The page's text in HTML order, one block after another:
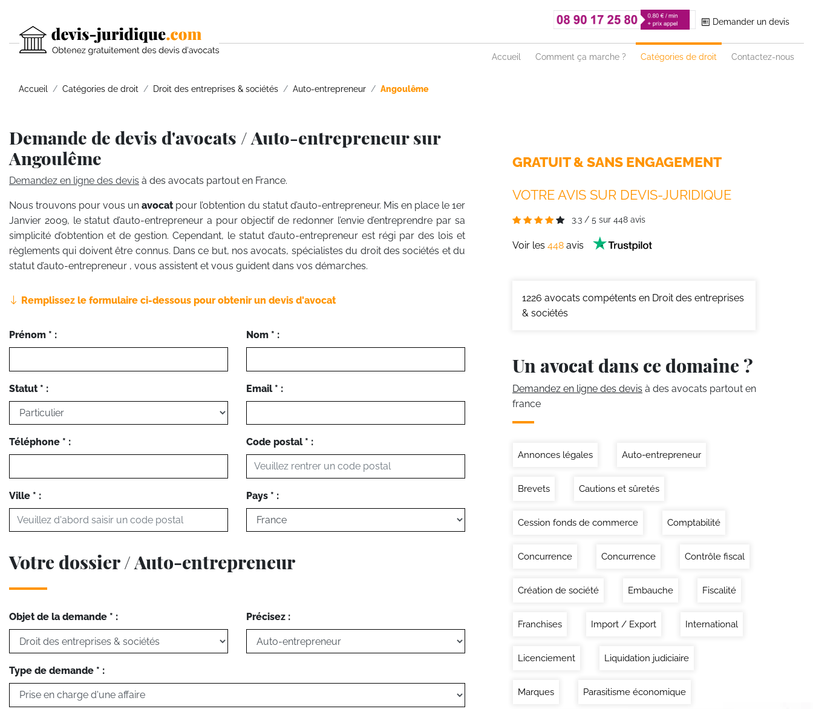
Demander un devis
Accueil Comment ça marche ? Catégories de droit Contactez-nous
Accueil Catégories de droit Droit des entreprises & sociétés Auto-entrepreneur Angoulême
Demande de devis d'avocats / Auto-entrepreneur sur
Angoulême
Demandez en ligne des devis à des avocats partout en France.
Nous trouvons pour vous unavocat pour l’obtention du statut d’auto-entrepreneur. Mis en place le 1er
Janvier 2009, le statut d’auto-entrepreneur a pour objectif de redonner l’envie d’entreprendre par sa
simplicité d’obtention et de gestion. Cependant, le statut d’auto-entrepreneur est régi par des lois et
règlements qui doivent être connus. Dans ce but, nos avocats, spécialistes du droit des sociétés et du
statut d’auto-entrepreneur , vous assistent et vous guident dans vos démarches.
Remplissez le formulaire ci-dessous pour obtenir un devis d'avocat
Prénom * : Nom * :
Statut * : Email * :
Téléphone * : Code postal * :
Ville * : Pays * :
Votre dossier / Auto-entrepreneur
Objet de la demande * : Précisez :
Type de demande * :
GRATUIT & SANS ENGAGEMENT
VOTRE AVIS SUR DEVIS-JURIDIQUE
3.3 / 5 sur 448 avis
Voir les 448 avis
1226 avocats compétents en Droit des entreprises
& sociétés
Un avocat dans ce domaine ?
Demandez en ligne des devis à des avocats partout en
france
Annonces légales Auto-entrepreneur
Brevets Cautions et sûretés
Cession fonds de commerce Comptabilité
Concurrence Concurrence Contrôle fiscal
Création de société Embauche Fiscalité
Franchises Import / Export International
Licenciement Liquidation judiciaire
Marques Parasitisme économique